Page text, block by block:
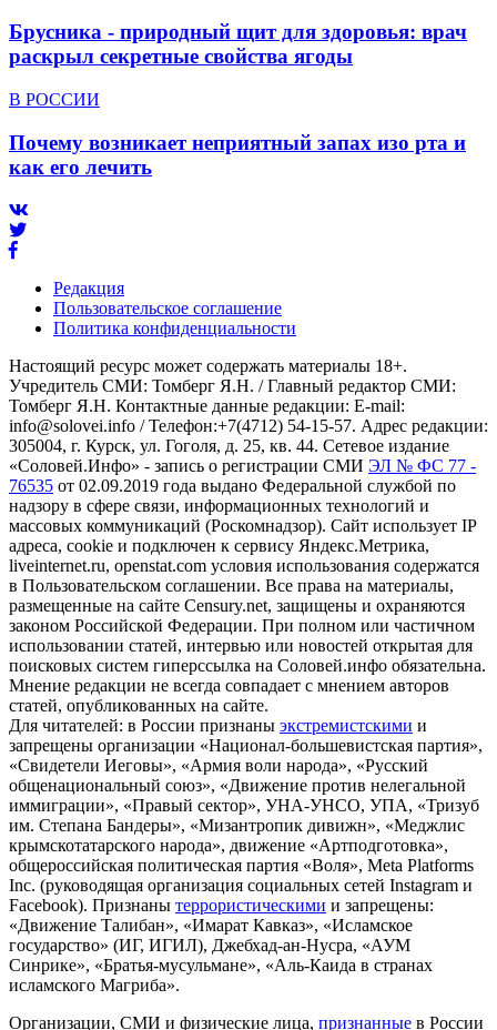
Брусника - природный щит для здоровья: врач
раскрыл секретные свойства ягоды
В РОССИИ
Почему возникает неприятный запах изо рта и
как его лечить
Редакция
Пользовательское соглашение
Политика конфиденциальности
Настоящий ресурс может содержать материалы 18+.
Учредитель СМИ: Томберг Я.Н. / Главный редактор СМИ:
Томберг Я.Н. Контактные данные редакции: E-mail:
info@solovei.info / Телефон:+7(4712) 54-15-57. Адрес редакции:
305004, г. Курск, ул. Гоголя, д. 25, кв. 44. Сетевое издание
«Соловей.Инфо» - запись о регистрации СМИ ЭЛ № ФС 77 -
76535 от 02.09.2019 года выдано Федеральной службой по
надзору в сфере связи, информационных технологий и
массовых коммуникаций (Роскомнадзор). Сайт использует IP
адреса, cookie и подключен к сервису Яндекс.Метрика,
liveinternet.ru, openstat.com условия использования содержатся
в Пользовательском соглашении. Все права на материалы,
размещенные на сайте Censury.net, защищены и охраняются
законом Российской Федерации. При полном или частичном
использовании статей, интервью или новостей открытая для
поисковых систем гиперссылка на Соловей.инфо обязательна.
Мнение редакции не всегда совпадает с мнением авторов
статей, опубликованных на сайте.
Для читателей: в России признаны экстремистскими и
запрещены организации «Национал-большевистская партия»,
«Свидетели Иеговы», «Армия воли народа», «Русский
общенациональный союз», «Движение против нелегальной
иммиграции», «Правый сектор», УНА-УНСО, УПА, «Тризуб
им. Степана Бандеры», «Мизантропик дивижн», «Меджлис
крымскотатарского народа», движение «Артподготовка»,
общероссийская политическая партия «Воля», Meta Platforms
Inc. (руководящая организация социальных сетей Instagram и
Facebook). Признаны террористическими и запрещены:
«Движение Талибан», «Имарат Кавказ», «Исламское
государство» (ИГ, ИГИЛ), Джебхад-ан-Нусра, «АУМ
Синрике», «Братья-мусульмане», «Аль-Каида в странах
исламского Магриба».
Организации, СМИ и физические лица, признанные в России